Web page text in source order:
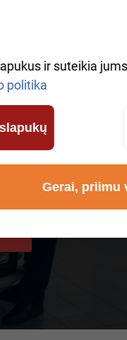
will contact you
ir suteikia
politika
Gerai, priimu